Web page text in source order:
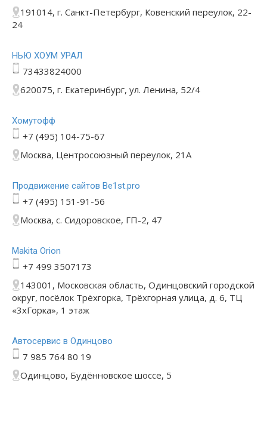
191014, г. Санкт-Петербург, Ковенский переулок, 22-
24
НЬЮ ХОУМ УРАЛ
73433824000
620075, г. Екатеринбург, ул. Ленина, 52/4
Хомутофф
+7 (495) 104-75-67
Москва, Центросоюзный переулок, 21А
Продвижение сайтов Be1st.pro
+7 (495) 151-91-56
Москва, с. Сидоровское, ГП-2, 47
Makita Orion
+7 499 3507173
143001, Московская область, Одинцовский городской
округ, посёлок Трёхгорка, Трёхгорная улица, д. 6, ТЦ
«3хГорка», 1 этаж
Автосервис в Одинцово
7 985 764 80 19
Одинцово, Будённовское шоссе, 5